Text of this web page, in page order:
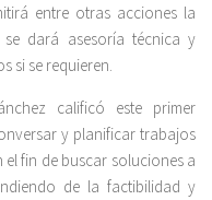
entre otras acciones la
dará asesoría técnica y
si se requieren.
calificó este primer
y planificar trabajos
fin de buscar soluciones a
de la factibilidad y